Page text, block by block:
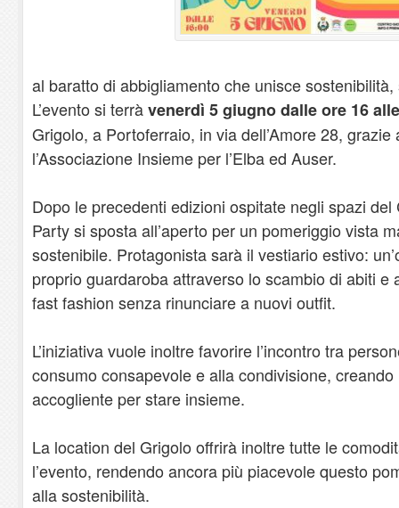
al baratto di abbigliamento che unisce
L’evento si terràvenerdì 5 giugno dalle ore 16
Grigolo, a Portoferraio, in via dell’Amore 28,
l’Associazione Insieme per l’Elba ed Auser.
Dopo le precedenti edizioni ospitate negli spazi
Party si sposta all’aperto per un pomeriggio vista
sostenibile. Protagonista sarà il vestiario estivo:
proprio guardaroba attraverso lo scambio di abiti e
fast fashion senza rinunciare a nuovi outfit.
L’iniziativa vuole inoltre favorire l’incontro tra
consumo consapevole e alla condivisione,
accogliente per stare insieme.
La location del Grigolo offrirà inoltre tutte le
l’evento, rendendo ancora più piacevole questo
alla sostenibilità.